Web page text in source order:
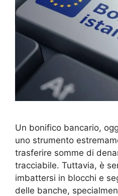
Un bonifico bancario,
uno strumento
trasferire somme di
tracciabile. Tuttavia, è
imbattersi in blocchi e
delle banche,